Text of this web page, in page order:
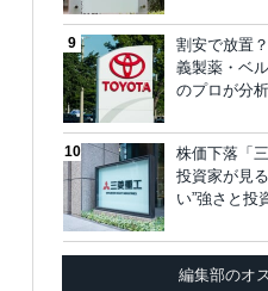
割安で放置
義製薬・ベ
のプロが分
株価下落「
投資家が見
い”強さと投
編集部のオ